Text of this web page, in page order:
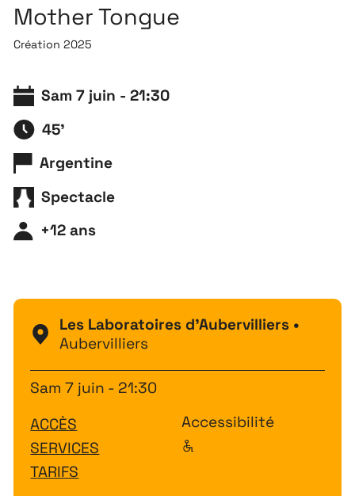
Mother Tongue
Création 2025
Sam 7 juin - 21:30
45'
Argentine
Spectacle
+12 ans
Les Laboratoires d'Aubervilliers •
Aubervilliers
Sam 7 juin - 21:30
ACCÈS
SERVICES
TARIFS
Accessibilité